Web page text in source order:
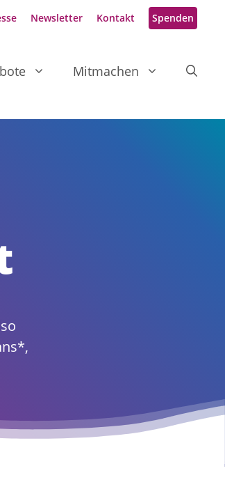
Newsletter Kontakt Spenden
Mitmachen